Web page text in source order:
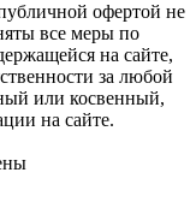
офертой не
все меры по
на сайте,
за любой
или косвенный,
на сайте.